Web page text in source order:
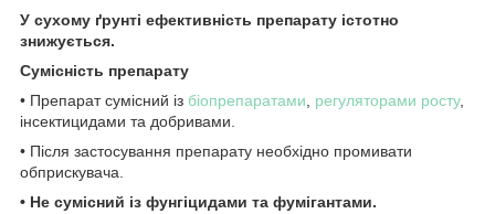
У сухому ґрунті ефективність препарату істотно
знижується.
Сумісність препарату
• Препарат сумісний із біопрепаратами регуляторами росту,
інсектицидами та добривами.
• Після застосування препарату необхідно промивати
обприскувача.
• Не сумісний із фунгіцидами та фумігантами.